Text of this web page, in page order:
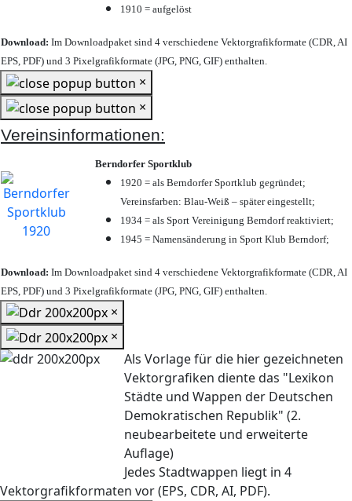
1910 = aufgelöst
Download: Im Downloadpaket sind 4 verschiedene Vektorgrafikformate (CDR, AI
EPS, PDF) und 3 Pixelgrafikformate (JPG, PNG, GIF) enthalten.
×
×
Vereinsinformationen:
Berndorfer Sportklub
1920 = als Berndorfer Sportklub gegründet;
Vereinsfarben: Blau-Weiß – später eingestellt;
1934 = als Sport Vereinigung Berndorf reaktiviert;
1945 = Namensänderung in Sport Klub Berndorf;
Download: Im Downloadpaket sind 4 verschiedene Vektorgrafikformate (CDR, AI
EPS, PDF) und 3 Pixelgrafikformate (JPG, PNG, GIF) enthalten.
×
×
Als Vorlage für die hier gezeichneten
Vektorgrafiken diente das "Lexikon
Städte und Wappen der Deutschen
Demokratischen Republik" (2.
neubearbeitete und erweiterte
Auflage)
Jedes Stadtwappen liegt in 4
Vektorgrafikformaten vor (EPS, CDR, AI, PDF).